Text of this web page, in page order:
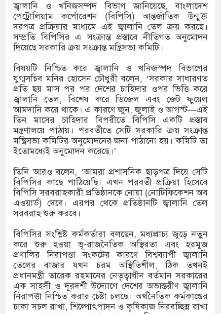
বিপক্ষে মিরাজের
জ্বালানি ও খনিজসম্পদ বিভাগ জানিয়েছে, বাংলাদেশ
পেট্রোলিয়াম কর্পোরেশন (বিপিসি) আন্তর্জাতিক উন্মুক্ত
দরপত্র প্রক্রিয়ার মাধ্যমে এই জ্বালানি তেল ক্রয় করছে।
সম্প্রতি বিপিসির এ সংক্রান্ত প্রস্তাবে নীতিগত অনুমোদন
দিয়েছে সরকারি ক্রয় সংক্রান্ত মন্ত্রিসভা কমিটি।
বিষয়টি নিশ্চিত করে জ্বালানি ও খনিজস্পদ বিভাগের
যুগ্মসচিব মনির হোসেন চৌধুরী বলেন, ‘সরকার সাধারণত
প্রতি ছয় মাস পর পর দেশের চাহিদার ওপর ভিত্তি করে
জ্বালানি তেল, বিশেষ করে ডিজেল এবং জেট ফুয়েল
আমদানি করে থাকে। এ কারণে জুন, জুলাই ও আগস্ট—এই
তিন মাসের চাহিদার বিপরীতে বিপিসি একটি প্রস্তাব
মন্ত্রণালয়ে পাঠায়। পরবর্তীতে সেটি সরকারি ক্রয় সংক্রান্ত
মন্ত্রিসভা কমিটির অনুমোদনের জন্য পাঠানো হয়। কমিটি তা
ইতোমধ্যেই অনুমোদন করেছে।’
তিনি আরও বলেন, ‘আমরা প্রশাসনিক ছাড়পত্র দিয়ে সেটি
বিপিসির কাছে পাঠিয়েছি। এখন পরবর্তী প্রক্রিয়া হিসেবে
বিপিসি সরবরাহকারী প্রতিষ্ঠানকে নোয়া (নোটিফিকেশন অব
এওয়ার্ড) দেবে। এরপর থেকে প্রতিষ্ঠানটি জ্বালানি তেল
সরবরাহ শুরু করবে।
বিপিসির সংশ্লিষ্ট কর্মকর্তারা বলছেন, মধ্যপ্রাচ্য জুড়ে নতুন
করে শুরু হওয়া ভূ-রাজনৈতিক অস্থিরতা এবং হরমুজ
প্রণালির নিরাপত্তা সংকটের কারণে বিশ্বব্যাপী জ্বালানি
তেলের বাজার যখন চরম অস্থিতিশীল, ঠিক তখনই
প্রধানমন্ত্রী তারেক রহমানের নেতৃত্বাধীন বর্তমান সরকারের
এক সাহসী ও দূরদর্শী উদ্যোগে দেশের অভ্যন্তরীণ জ্বালানি
নিরাপত্তা নিশ্চিত করার চেষ্টা চলছে। অর্থনৈতিক কর্মকাণ্ডের
চাকা সচল রাখা, শিল্পোৎপাদন ও কৃষিকাজ নিরবচ্ছিন্ন রাখা